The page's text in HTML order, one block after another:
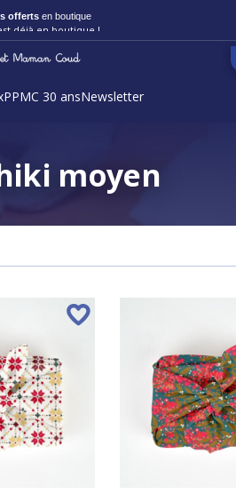
offerts en boutique
déjà en boutique !
PPMC 30 ansNewsletter
moyen